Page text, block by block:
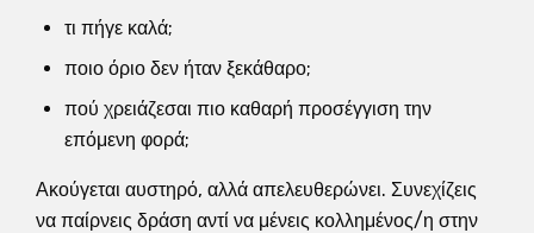
τι πήγε καλά;
ποιο όριο δεν ήταν ξεκάθαρο;
πού χρειάζεσαι πιο καθαρή προσέγγιση την
επόμενη φορά;
Ακούγεται αυστηρό, αλλά απελευθερώνει. Συνεχίζεις
να παίρνεις δράση αντί να μένεις κολλημένος/η στην